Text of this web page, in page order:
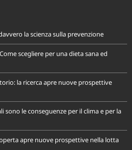
la scienza sulla prevenzione
scegliere per una dieta sana ed
la ricerca apre nuove prospettive
sono le conseguenze per il clima e per la
apre nuove prospettive nella lotta